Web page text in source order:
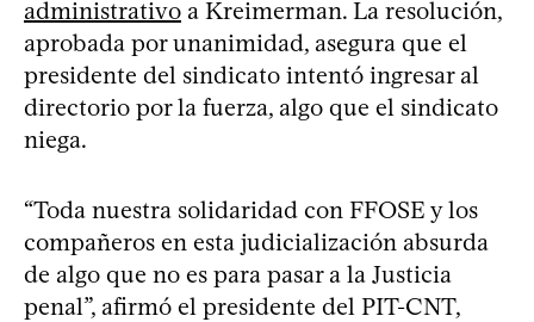
administrativo a Kreimerman. La resolución,
aprobada por unanimidad, asegura que el
presidente del sindicato intentó ingresar al
directorio por la fuerza, algo que el sindicato
niega.
“Toda nuestra solidaridad con FFOSE y los
compañeros en esta judicialización absurda
de algo que no es para pasar a la Justicia
penal”, afirmó el presidente del PIT-CNT,